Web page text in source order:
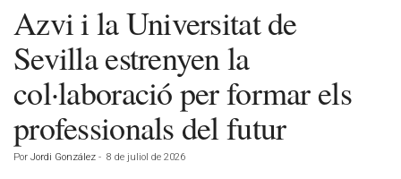
Azvi i la Universitat de
Sevilla estrenyen la
col·laboració per formar els
professionals del futur
Por Jordi González - 8 de juliol de 2026